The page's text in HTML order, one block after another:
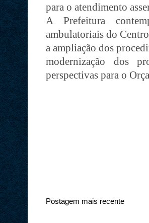
para o atendimento
A Prefeitura
ambulatoriais do
a ampliação dos
modernização dos
perspectivas para o
Postagem mais recente